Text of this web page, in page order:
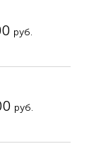
руб.
руб.